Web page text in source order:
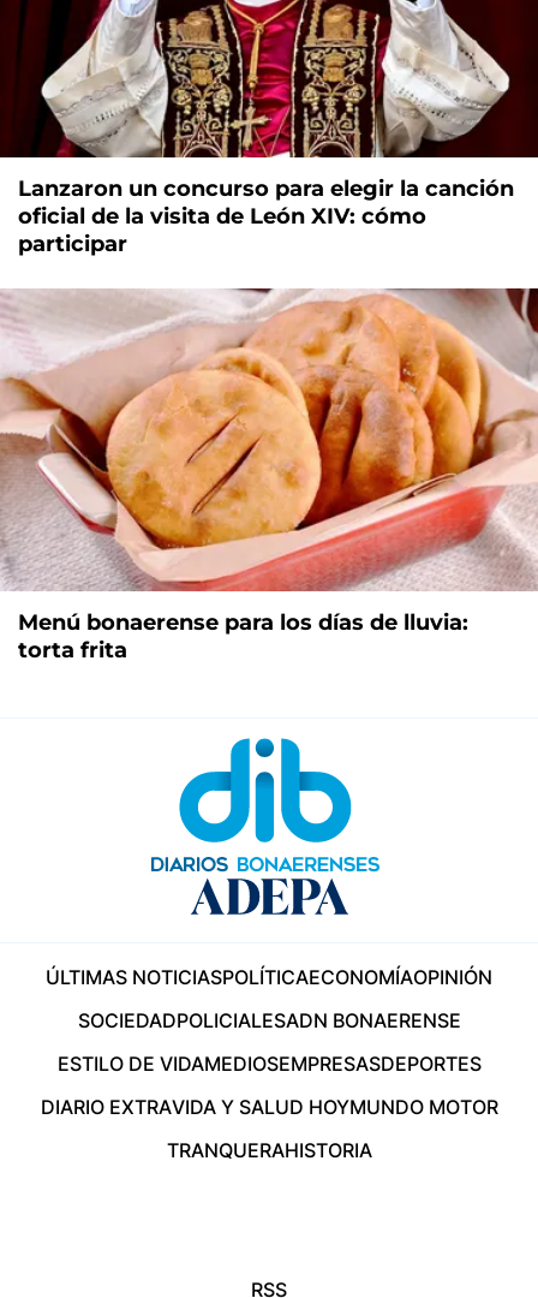
Lanzaron un concurso para elegir la canción
oficial de la visita de León XIV: cómo
participar
Menú bonaerense para los días de lluvia:
torta frita
ÚLTIMAS NOTICIASPOLÍTICAECONOMÍAOPINIÓN
SOCIEDADPOLICIALESADN BONAERENSE
ESTILO DE VIDAMEDIOSEMPRESASDEPORTES
DIARIO EXTRAVIDA Y SALUD HOYMUNDO MOTOR
TRANQUERAHISTORIA
RSS